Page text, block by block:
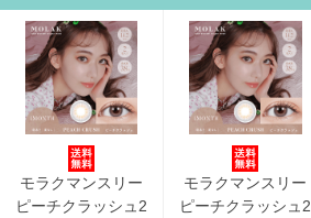
モラクマンスリー
ピーチクラッシュ2
モラクマンスリー
ピーチクラッシュ2